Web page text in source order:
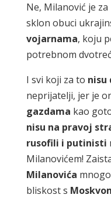
Ne, Milanović je
sklon obuci
vojarnama, koju
potrebnom
I svi koji za to nisu
neprijatelji, jer je
gazdama kao
nisu na pravoj
rusofili i putinisti
Milanovićem!
Milanovića
bliskost s